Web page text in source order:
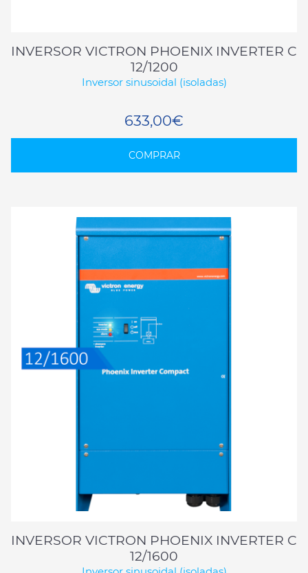
INVERSOR VICTRON PHOENIX INVERTER C
12/1200
Inversor sinusoidal (isoladas)
633,00€
COMPRAR
INVERSOR VICTRON PHOENIX INVERTER C
12/1600